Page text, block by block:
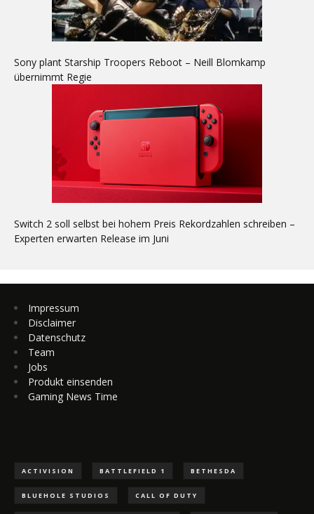
Sony plant Starship Troopers Reboot – Neill Blomkamp
übernimmt Regie
Switch 2 soll selbst bei hohem Preis Rekordzahlen schreiben –
Experten erwarten Release im Juni
Impressum
Disclaimer
Datenschutz
Team
Jobs
Produkt einsenden
Gaming News Time
ACTIVISION BATTLEFIELD 1 BETHESDA
BLUEHOLE STUDIOS CALL OF DUTY